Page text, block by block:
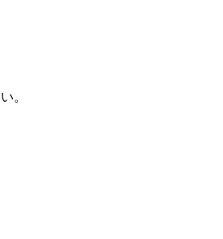
。